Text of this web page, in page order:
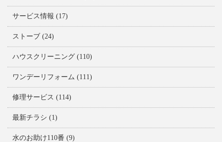
サービス情報 (17)
ストーブ (24)
ハウスクリーニング (110)
ワンデーリフォーム (111)
修理サービス (114)
最新チラシ (1)
水のお助け110番 (9)